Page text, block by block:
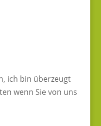
ich bin überzeugt
wenn Sie von uns